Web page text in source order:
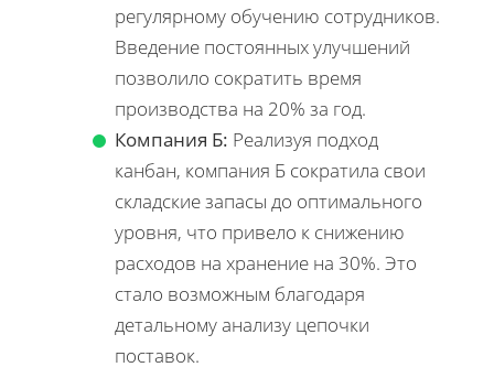
регулярному обучению сотрудников.
Введение постоянных улучшений
позволило сократить время
производства на 20% за год.
Компания Б: Реализуя подход
канбан, компания Б сократила свои
складские запасы до оптимального
уровня, что привело к снижению
расходов на хранение на 30%. Это
стало возможным благодаря
детальному анализу цепочки
поставок.